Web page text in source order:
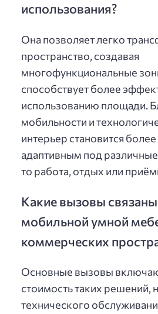
использования?
Она позволяет легко
пространство, создавая
многофункциональные
способствует более
использованию площади.
мобильности и
интерьер становится
адаптивным под различные
то работа, отдых или
Какие вызовы
мобильной умной
коммерческих
Основные вызовы
стоимость таких решений,
технического